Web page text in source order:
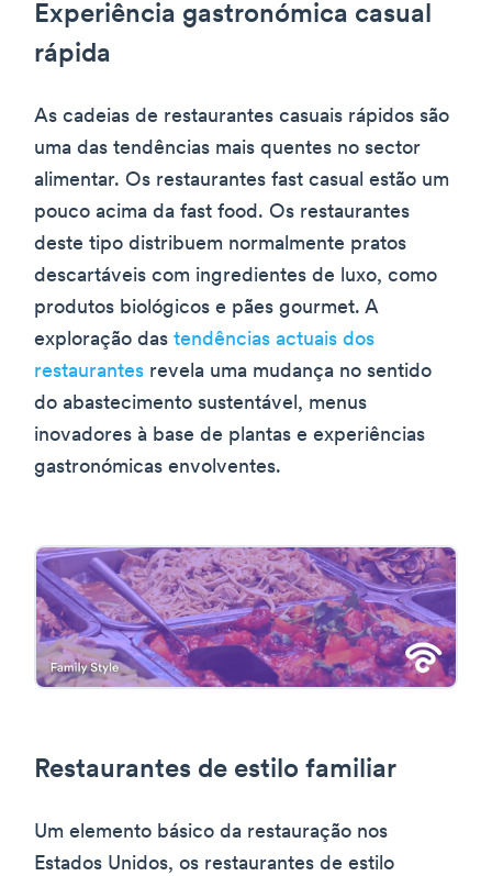
Experiência gastronómica casual
rápida
As cadeias de restaurantes casuais rápidos são
uma das tendências mais quentes no sector
alimentar. Os restaurantes fast casual estão um
pouco acima da fast food. Os restaurantes
deste tipo distribuem normalmente pratos
descartáveis com ingredientes de luxo, como
produtos biológicos e pães gourmet. A
exploração das tendências actuais dos
restaurantes revela uma mudança no sentido
do abastecimento sustentável, menus
inovadores à base de plantas e experiências
gastronómicas envolventes.
Restaurantes de estilo familiar
Um elemento básico da restauração nos
Estados Unidos, os restaurantes de estilo